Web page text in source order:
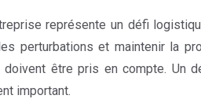
représente un défi
perturbations et maintenir la
être pris en compte. Un
important.